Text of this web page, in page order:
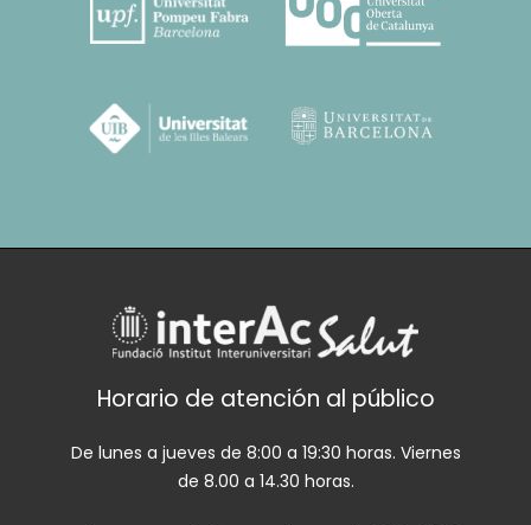
Horario de atención al público
De lunes a jueves de 8:00 a 19:30 horas. Viernes
de 8.00 a 14.30 horas.